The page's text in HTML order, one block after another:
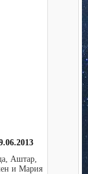
Аштар,
и Мария